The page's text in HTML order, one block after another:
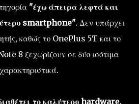
"έχω άπειρα λεφτά και
smartphone". Δεν υπάρχει
καθώς το OnePlus 5T και το
8 ξεχωρίζουν σε δύο ισότιμα
το καλύτερο hardware.